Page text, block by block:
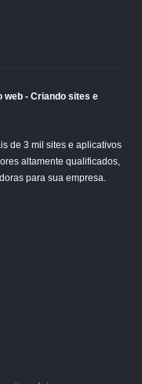
- Criando sites e
de 3 mil sites e aplicativos
altamente qualificados,
para sua empresa.